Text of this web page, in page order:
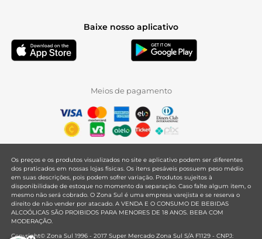
Baixe nosso aplicativo
Meios de pagamento
Os preços e os produtos visualizados no site e aplicativo podem ser diferentes
dos praticados em nossas lojas físicas. Os itens pesáveis possuem peso médio
em suas descrições, pois podem sofrer variação. Produtos sujeitos à
disponibilidade de estoque no momento da separação. Caso falte algum item, o
mesmo não será cobrado. O Zona Sul é uma empresa varejista e se reserva o
direito de não vender por atacado. A VENDA E O CONSUMO DE BEBIDAS
ALCOÓLICAS SÃO PROIBIDOS PARA MENORES DE 18 ANOS. BEBA COM
MODERAÇÃO.
Copyright© Zona Sul 1996 - 2017 Super Mercado Zona Sul S/A F1129 - CNPJ: